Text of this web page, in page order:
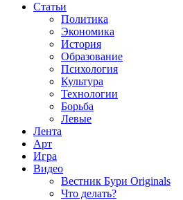
Статьи
Политика
Экономика
История
Образование
Психология
Культура
Технологии
Борьба
Левые
Лента
Арт
Игра
Видео
Вестник Бури Originals
Что делать?